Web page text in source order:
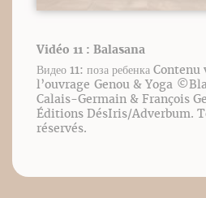
Vidéo 11 : Balasana
Видео 11: поза ребенка
l’ouvrage Genou & Yoga
Calais-Germain & François
Éditions DésIris/Adverbum.
réservés.